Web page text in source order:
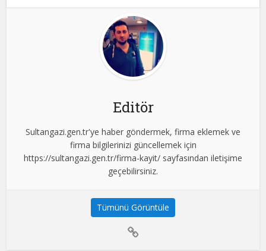
Editör
Sultangazi.gen.tr'ye haber göndermek, firma eklemek ve
firma bilgilerinizi güncellemek için
https://sultangazi.gen.tr/firma-kayit/ sayfasından iletişime
geçebilirsiniz.
Tümünü Görüntüle